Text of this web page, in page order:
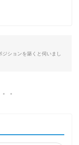
ションを築くと伺いまし